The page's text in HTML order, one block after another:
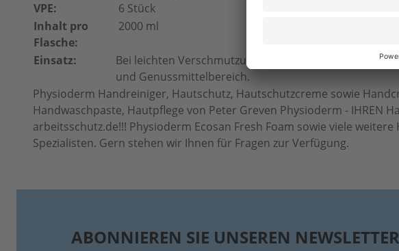
VPE:
6 Stück
Inhalt pro
Flasche:
2000 ml
Einsatz:
Bei leichten Verschmutzungen, besonders geeignet
und Genussmittelbereich.
Physioderm Handreiniger, Hautschutz, Hautschutzcreme sowie
Handwaschpaste, Hautpflege von Peter Greven Physioderm - IHREN
arbeitsschutz.de!!! Physioderm Ecosan Fresh Foam sowie viele
Spezialisten. Gern stehen wir Ihnen für Fragen zur Verfügung.
ABONNIEREN SIE UNSEREN NEWSLETTER